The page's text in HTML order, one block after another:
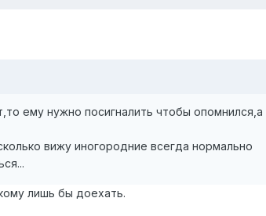
ему нужно посигналить чтобы опомнился,а
вижу иногородние всегда нормально
лишь бы доехать.